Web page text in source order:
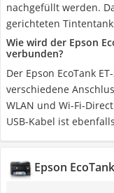
nachgefüllt werden.
gerichteten
Wie wird der Epson
verbunden?
Der Epson EcoTank
verschiedene
WLAN und Wi-Fi-
USB-Kabel ist
Epson